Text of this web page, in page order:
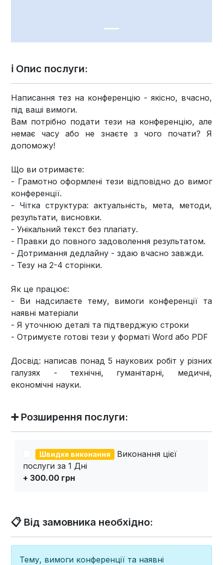
ℹ️ Опис послуги:
Написання тез на конференцію - якісно, вчасно,
під ваші вимоги.
Вам потрібно подати тези на конференцію, але
немає часу або не знаєте з чого почати? Я
допоможу!
Що ви отримаєте:
- Грамотно оформлені тези відповідно до вимог
конференції.
- Чітка структура: актуальність, мета, методи,
результати, висновки.
- Унікальний текст без плагіату.
- Правки до повного задоволення результатом.
- Дотримання дедлайну - здаю вчасно завжди.
- Тезу на 2-4 сторінки.
Як це працює:
- Ви надсилаєте тему, вимоги конференції та
наявні матеріали
- Я уточнюю деталі та підтверджую строки
- Отримуєте готові тези у форматі Word або PDF
Досвід: написав понад 5 наукових робіт у різних
галузях - технічні, гуманітарні, медичні,
економічні науки.
➕ Розширення послуги:
Швидке виконання
Виконання цієї
послуги за 1 Дні
+ 300.00 грн
📋 Від замовника необхідно:
Тему, вимоги конференції та наявні